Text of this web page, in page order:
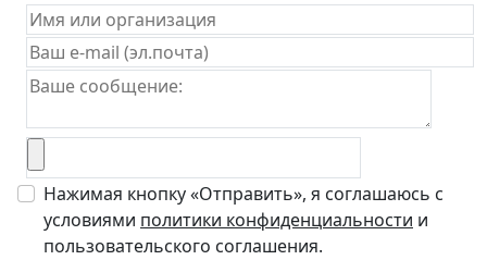
Нажимая кнопку «Отправить», я соглашаюсь с
условиями политики конфиденциальности и
пользовательского соглашения.